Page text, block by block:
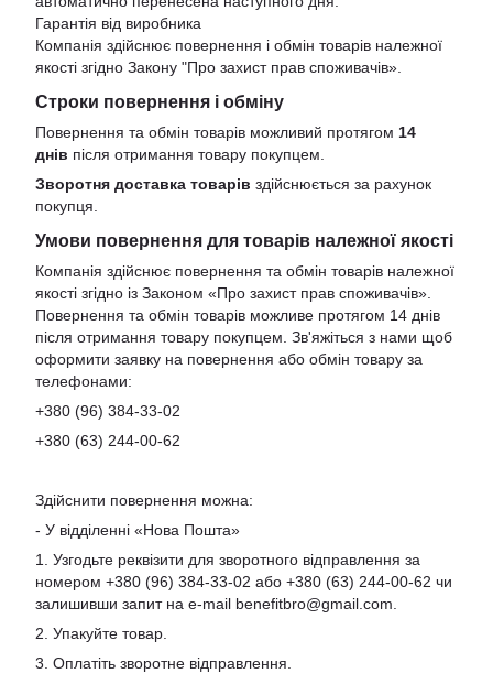
Гарантія від виробника
Компанія здійснює повернення і обмін товарів належної
якості згідно Закону "Про захист прав споживачів».
Строки повернення і обміну
Повернення та обмін товарів можливий протягом 14
днів після отримання товару покупцем.
Зворотня доставка товарів здійснюється за рахунок
покупця.
Умови повернення для товарів належної якості
Компанія здійснює повернення та обмін товарів належної
якості згідно із Законом «Про захист прав споживачів».
Повернення та обмін товарів можливе протягом 14 днів
після отримання товару покупцем. Зв'яжіться з нами щоб
оформити заявку на повернення або обмін товару за
телефонами:
+380 (96) 384-33-02
+380 (63) 244-00-62
Здійснити повернення можна:
- У відділенні «Нова Пошта»
1. Узгодьте реквізити для зворотного відправлення за
номером +380 (96) 384-33-02 або +380 (63) 244-00-62 чи
залишивши запит на e-mail benefitbro@gmail.com
2. Упакуйте товар.
3. Оплатіть зворотне відправлення.